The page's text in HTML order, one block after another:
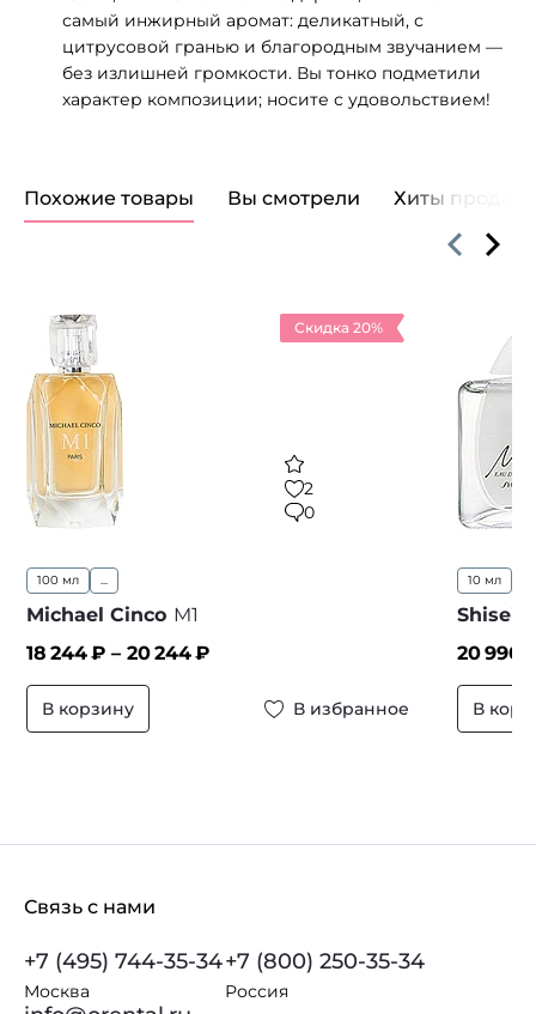
самый инжирный аромат: деликатный, с
цитрусовой гранью и благородным звучанием —
без излишней громкости. Вы тонко подметили
характер композиции; носите с удовольствием!
Похожие товары Вы смотрели Хиты продаж
Скидка 20%
2
0
100 мл
Michael Cinco M1
18 244₽ – 20 244₽
В корзину В избранное
10 мл
20 990
В
Связь с нами
+7 (495) 744-35-34
Москва
+7 (800) 250-35-34
Россия